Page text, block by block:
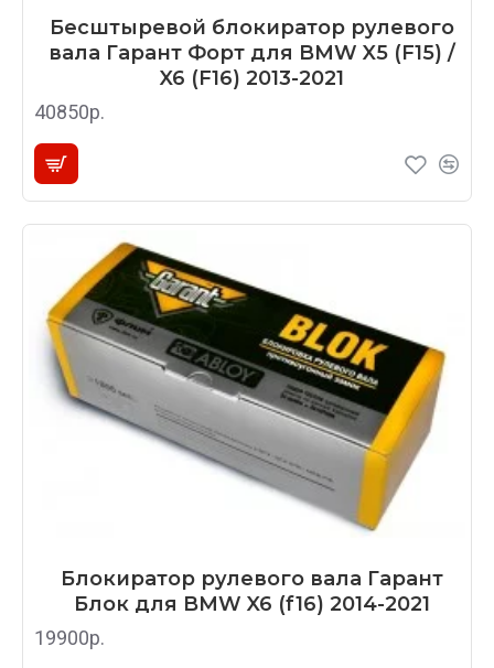
Бесштыревой блокиратор рулевого
вала Гарант Форт для BMW X5 (F15) /
X6 (F16) 2013-2021
40850р.
Блокиратор рулевого вала Гарант
Блок для BMW X6 (f16) 2014-2021
19900р.